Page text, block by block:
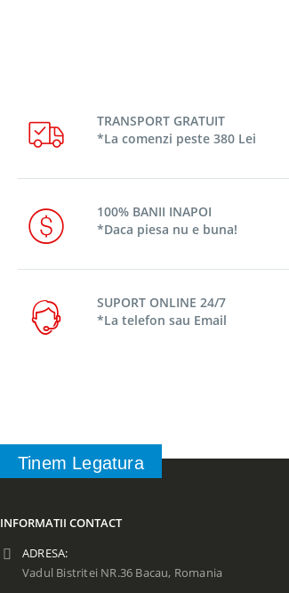
TRANSPORT GRATUIT
*La comenzi peste 380 Lei
100% BANII INAPOI
*Daca piesa nu e buna!
SUPORT ONLINE 24/7
*La telefon sau Email
Tinem Legatura
INFORMATII CONTACT
ADRESA:
Vadul Bistritei NR.36 Bacau, Romania